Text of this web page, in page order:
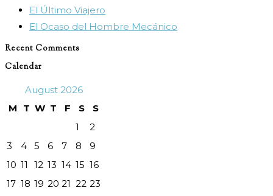
El Último Viajero
El Ocaso del Hombre Mecánico
Recent Comments
Calendar
August 2026
M
T W T F S
S
1
2
3
4 5 6 7 8
9
10 11 12 13 14 15 16
17 18 19 20 21 22 23